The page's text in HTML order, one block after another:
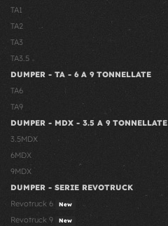
TA1
TA2
TA3
TA3.5
DUMPER - TA - 6 A 9 TONNELLATE
TA6
TA9
DUMPER - MDX - 3.5 A 9 TONNELLATE
3.5MDX
6MDX
9MDX
DUMPER - SERIE REVOTRUCK
Revotruck 6
New
Revotruck 9 New